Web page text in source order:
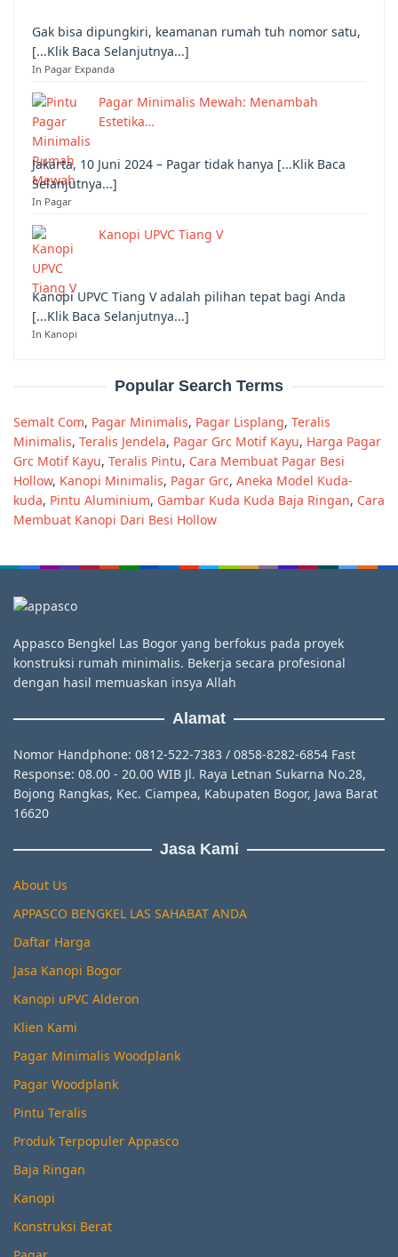
Gak bisa dipungkiri, keamanan rumah tuh nomor satu,
[...Klik Baca Selanjutnya...]
In Pagar Expanda
Pagar Minimalis Mewah: Menambah
Estetika…
Jakarta, 10 Juni 2024 – Pagar tidak hanya [...Klik Baca
Selanjutnya...]
In Pagar
Kanopi UPVC Tiang V
Kanopi UPVC Tiang V adalah pilihan tepat bagi Anda
[...Klik Baca Selanjutnya...]
In Kanopi
Popular Search Terms
Semalt Com, Pagar Minimalis, Pagar Lisplang, Teralis
Minimalis, Teralis Jendela, Pagar Grc Motif Kayu, Harga Pagar
Grc Motif Kayu, Teralis Pintu, Cara Membuat Pagar Besi
Hollow, Kanopi Minimalis, Pagar Grc, Aneka Model Kuda-
kuda, Pintu Aluminium, Gambar Kuda Kuda Baja Ringan, Cara
Membuat Kanopi Dari Besi Hollow
Appasco Bengkel Las Bogor yang berfokus pada proyek
konstruksi rumah minimalis. Bekerja secara profesional
dengan hasil memuaskan insya Allah
Alamat
Nomor Handphone: 0812-522-7383 / 0858-8282-6854 Fast
Response: 08.00 - 20.00 WIB Jl. Raya Letnan Sukarna No.28,
Bojong Rangkas, Kec. Ciampea, Kabupaten Bogor, Jawa Barat
16620
Jasa Kami
About Us
APPASCO BENGKEL LAS SAHABAT ANDA
Daftar Harga
Jasa Kanopi Bogor
Kanopi uPVC Alderon
Klien Kami
Pagar Minimalis Woodplank
Pagar Woodplank
Pintu Teralis
Produk Terpopuler Appasco
Baja Ringan
Kanopi
Konstruksi Berat